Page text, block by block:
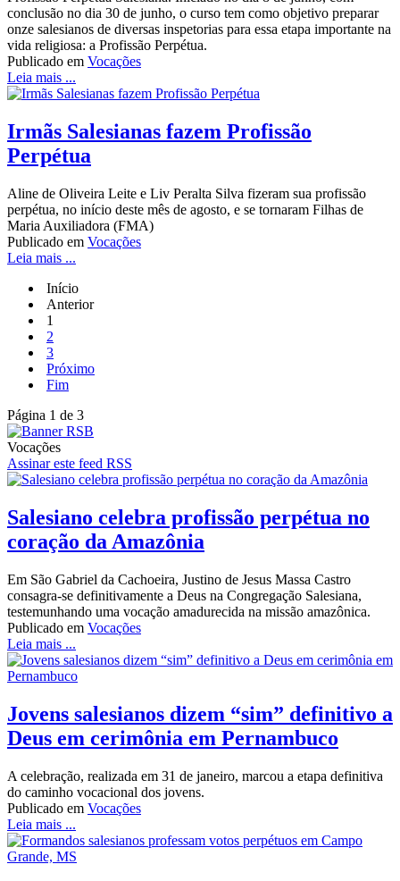
conclusão no dia 30 de junho, o curso tem como objetivo preparar
onze salesianos de diversas inspetorias para essa etapa importante na
vida religiosa: a Profissão Perpétua.
Publicado em Vocações
Leia mais ...
Irmãs Salesianas fazem Profissão
Perpétua
Aline de Oliveira Leite e Liv Peralta Silva fizeram sua profissão
perpétua, no início deste mês de agosto, e se tornaram Filhas de
Maria Auxiliadora (FMA)
Publicado em Vocações
Leia mais ...
Início
Anterior
1
2
3
Próximo
Fim
Página 1 de 3
Vocações
Assinar este feed RSS
Salesiano celebra profissão perpétua no
coração da Amazônia
Em São Gabriel da Cachoeira, Justino de Jesus Massa Castro
consagra-se definitivamente a Deus na Congregação Salesiana,
testemunhando uma vocação amadurecida na missão amazônica.
Publicado em Vocações
Leia mais ...
Jovens salesianos dizem “sim” definitivo a
Deus em cerimônia em Pernambuco
A celebração, realizada em 31 de janeiro, marcou a etapa definitiva
do caminho vocacional dos jovens.
Publicado em Vocações
Leia mais ...